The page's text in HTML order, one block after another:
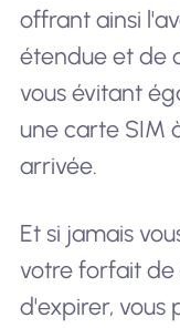
offrant ainsi
étendue et de
vous évitant
une carte SIM
arrivée.
Et si jamais
votre forfait de
d'expirer, vous